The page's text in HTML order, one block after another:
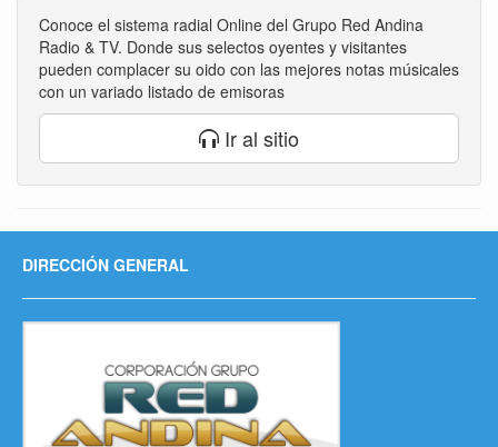
Conoce el sistema radial Online del Grupo Red Andina
Radio & TV. Donde sus selectos oyentes y visitantes
pueden complacer su oido con las mejores notas músicales
con un variado listado de emisoras
Ir al sitio
DIRECCIÓN GENERAL